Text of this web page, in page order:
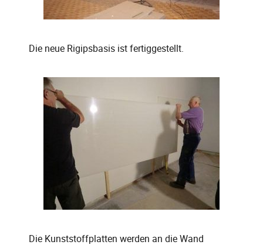
Die neue Rigipsbasis ist fertiggestellt.
Die Kunststoffplatten werden an die Wand